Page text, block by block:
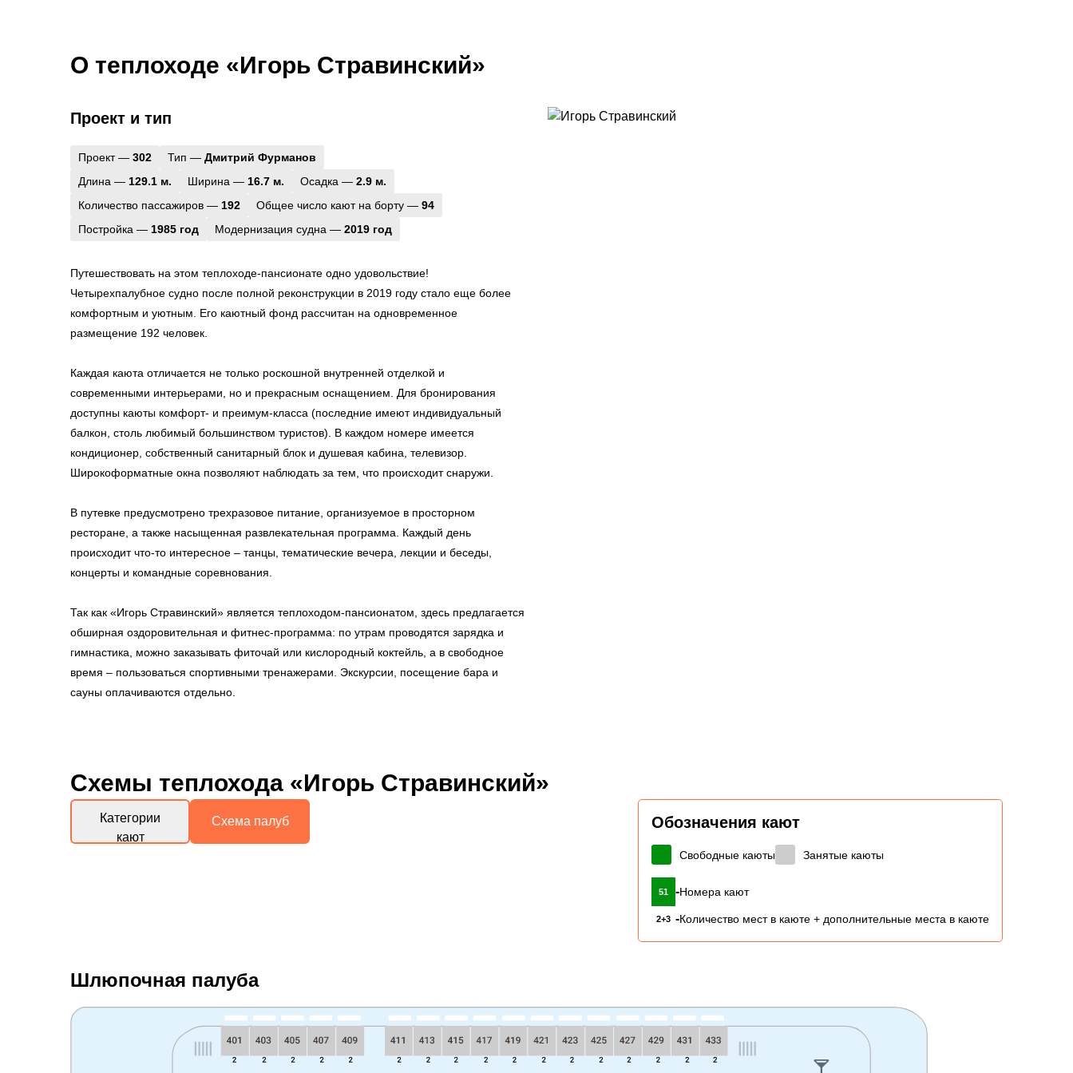
О теплоходе «Игорь Стравинский»
Проект и тип
Проект — 302 Тип — Дмитрий Фурманов
Длина — 129.1 м. Ширина — 16.7 м. Осадка — 2.9 м.
Количество пассажиров — 192 Общее число кают на борту — 94
Постройка — 1985 год Модернизация судна — 2019 год
Путешествовать на этом теплоходе-пансионате одно удовольствие!
Четырехпалубное судно после полной реконструкции в 2019 году стало еще более
комфортным и уютным. Его каютный фонд рассчитан на одновременное
размещение 192 человек.
Каждая каюта отличается не только роскошной внутренней отделкой и
современными интерьерами, но и прекрасным оснащением. Для бронирования
доступны каюты комфорт- и преимум-класса (последние имеют индивидуальный
балкон, столь любимый большинством туристов). В каждом номере имеется
кондиционер, собственный санитарный блок и душевая кабина, телевизор.
Широкоформатные окна позволяют наблюдать за тем, что происходит снаружи.
В путевке предусмотрено трехразовое питание, организуемое в просторном
ресторане, а также насыщенная развлекательная программа. Каждый день
происходит что-то интересное – танцы, тематические вечера, лекции и беседы,
концерты и командные соревнования.
Так как «Игорь Стравинский» является теплоходом-пансионатом, здесь предлагается
обширная оздоровительная и фитнес-программа: по утрам проводятся зарядка и
гимнастика, можно заказывать фиточай или кислородный коктейль, а в свободное
время – пользоваться спортивными тренажерами. Экскурсии, посещение бара и
сауны оплачиваются отдельно.
Схемы теплохода «Игорь Стравинский»
Обозначения кают
Свободные каюты Занятые каюты
51 -Номера кают
2+3 -Количество мест в каюте + дополнительные места в каюте
Категории
кают
Схема палуб
Шлюпочная палуба